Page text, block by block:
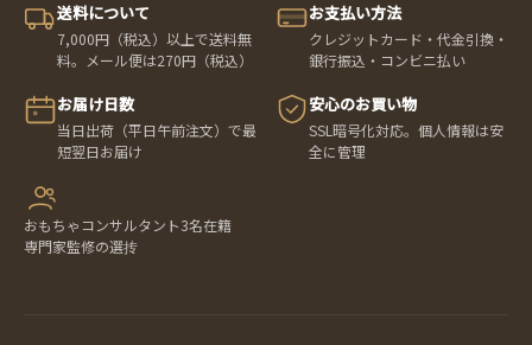
送料について
7,000円（税込）以上で送料無
料。メール便は270円（税込）
お支払い方法
クレジットカード・代金引換・
銀行振込・コンビニ払い
お届け日数
当日出荷（平日午前注文）で最
短翌日お届け
安心のお買い物
SSL暗号化対応。個人情報は安
全に管理
おもちゃコンサルタント3名在籍
専門家監修の選抟